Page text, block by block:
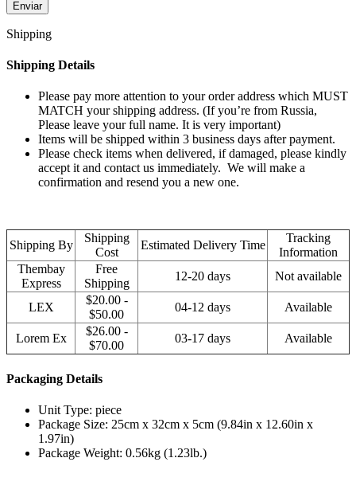
Shipping
Shipping Details
Please pay more attention to your order address which MUST
MATCH your shipping address. (If you’re from Russia,
Please leave your full name. It is very important)
Items will be shipped within 3 business days after payment.
Please check items when delivered, if damaged, please kindly
accept it and contact us immediately. We will make a
confirmation and resend you a new one.
Shipping By
Shipping
Cost
Estimated Delivery Time
Tracking
Information
Thembay
Express
Free
Shipping
12-20 days Not available
LEX
$20.00 -
$50.00
04-12 days Available
Lorem Ex
$26.00 -
$70.00
03-17 days Available
Packaging Details
Unit Type: piece
Package Size: 25cm x 32cm x 5cm (9.84in x 12.60in x
1.97in)
Package Weight: 0.56kg (1.23lb.)